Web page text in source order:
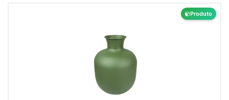
Produto